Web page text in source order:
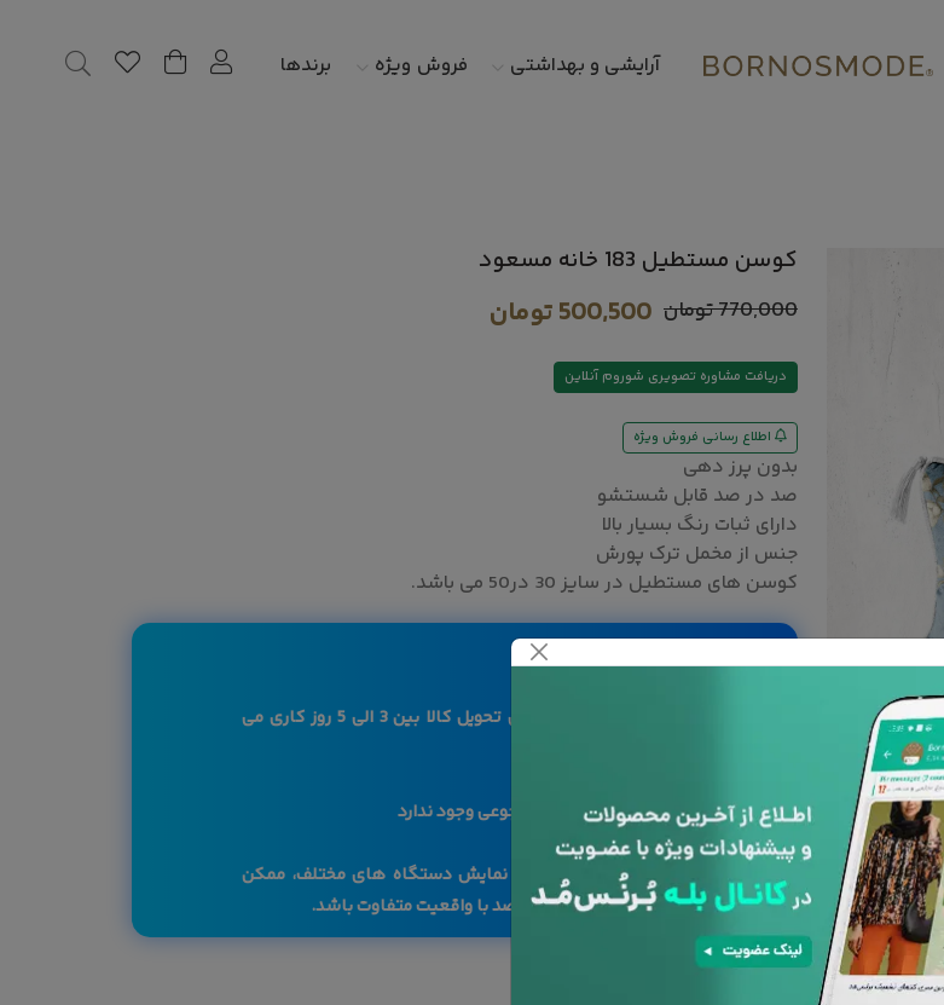
آرایشی و بهداشتی فروش ویژه برندها
کوسن مستطیل 183 خانه مسعود
770,000تومان 500,500تومان
دریافت مشاوره تصویری شوروم آنلاین
اطلاع رسانی فروش ویژه
بدون پرز دهی
صد در صد قابل شستشو
دارای ثبات رنگ بسیار بالا
جنس از مخمل ترک پورش
کوسن های مستطیل در سایز 30 در50 می باشد.
کاربرگرامی لازم به ذکر است بازه زمانی تحویل کالا بین 3 الی 5 روز کاری می
به دلیل سفارشی بودن کالا ، امکان مرجوعی وجود ندارد
با توجه به تفاوت رنگ ها در صفحه نمایش دستگاه های مختلف، ممکن
است رنگ محصولات در تصویر تا 10 درصد با واقعیت متفاوت باشد.